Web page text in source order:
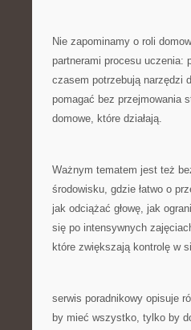
Nie zapominamy o roli
partnerami procesu uczenia:
czasem potrzebują narzędzi
pomagać bez przejmowania
domowe, które działają.
Ważnym tematem jest też
środowisku, gdzie łatwo o
jak odciążać głowę, jak
się po intensywnych
które zwiększają kontrolę w
serwis poradnikowy opisuje
by mieć wszystko, tylko by